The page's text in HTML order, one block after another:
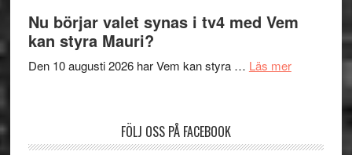
och
Shadow
Edge
spännande
Nu börjar valet synas i tv4 med Vem
kan styra Mauri?
Den 10 augusti 2026 har Vem kan styra … Läs merom
FÖLJ OSS PÅ FACEBOOK